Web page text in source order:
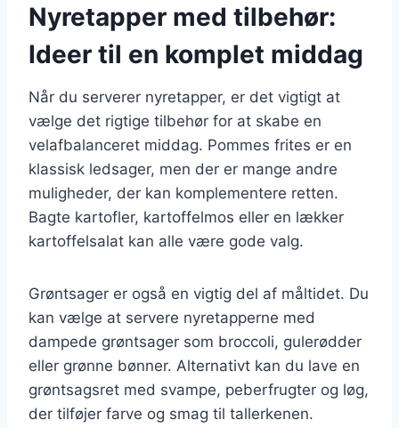
Nyretapper med tilbehør:
Ideer til en komplet middag
Når du serverer nyretapper, er det vigtigt at
vælge det rigtige tilbehør for at skabe en
velafbalanceret middag. Pommes frites er en
klassisk ledsager, men der er mange andre
muligheder, der kan komplementere retten.
Bagte kartofler, kartoffelmos eller en lækker
kartoffelsalat kan alle være gode valg.
Grøntsager er også en vigtig del af måltidet. Du
kan vælge at servere nyretapperne med
dampede grøntsager som broccoli, gulerødder
eller grønne bønner. Alternativt kan du lave en
grøntsagsret med svampe, peberfrugter og løg,
der tilføjer farve og smag til tallerkenen.